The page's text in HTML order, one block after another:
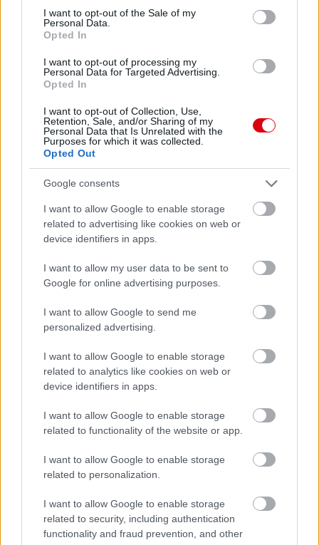
consent section.
I want to opt-out of the Sale of my
Personal Data.
Opted In
I want to opt-out of processing my
Personal Data for Targeted Advertising.
Opted In
I want to opt-out of Collection, Use,
Retention, Sale, and/or Sharing of my
Personal Data that Is Unrelated with the
Purposes for which it was collected.
Opted Out
Google consents
I want to allow Google to enable storage
related to advertising like cookies on web or
device identifiers in apps.
I want to allow my user data to be sent to
Google for online advertising purposes.
I want to allow Google to send me
personalized advertising.
I want to allow Google to enable storage
related to analytics like cookies on web or
device identifiers in apps.
I want to allow Google to enable storage
related to functionality of the website or app.
I want to allow Google to enable storage
related to personalization.
I want to allow Google to enable storage
related to security, including authentication
functionality and fraud prevention, and other
Meccs Center
Manchester United
Nya Ullevi, Göteborg
2026-08-08 17:00
Leeds UnitedvsManchester United2026-08-12 20:30